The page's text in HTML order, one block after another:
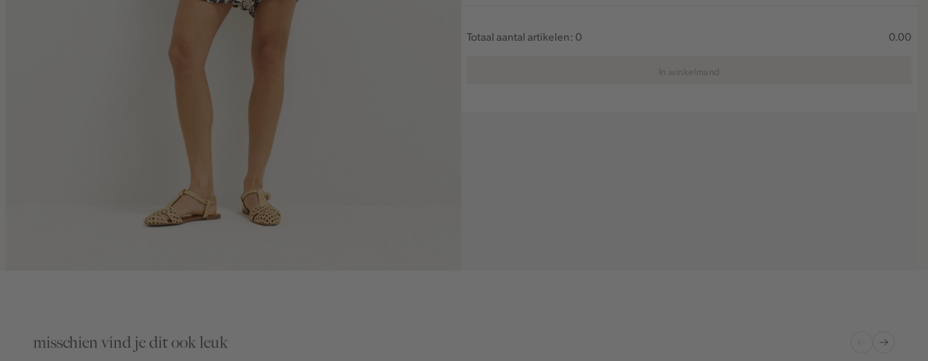
Totaal aantal artikelen: 0 0.00
In winkelmand
misschien vind je dit ook leuk